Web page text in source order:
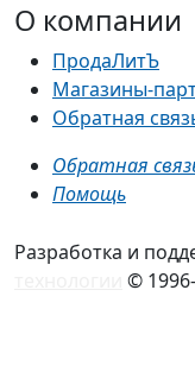
О компании
ПродаЛитЪ
Магазины-
Обратная
Обратная
Помощь
Разработка и
©